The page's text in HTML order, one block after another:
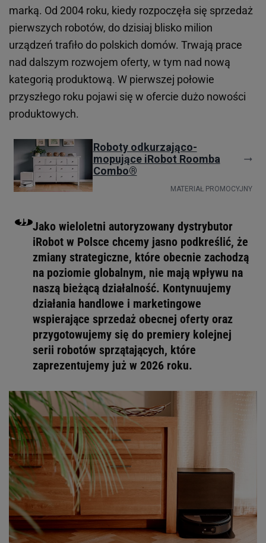
marką. Od 2004 roku, kiedy rozpoczęła się sprzedaż
pierwszych robotów, do dzisiaj blisko milion
urządzeń trafiło do polskich domów. Trwają prace
nad dalszym rozwojem oferty, w tym nad nową
kategorią produktową. W pierwszej połowie
przyszłego roku pojawi się w ofercie dużo nowości
produktowych.
Jako wieloletni autoryzowany dystrybutor
iRobot w Polsce chcemy jasno podkreślić, że
zmiany strategiczne, które obecnie zachodzą
na poziomie globalnym, nie mają wpływu na
naszą bieżącą działalność. Kontynuujemy
działania handlowe i marketingowe
wspierające sprzedaż obecnej oferty oraz
przygotowujemy się do premiery kolejnej
serii robotów sprzątających, które
zaprezentujemy już w 2026 roku.